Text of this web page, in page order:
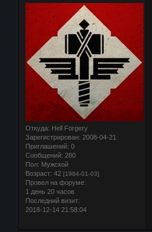
Откуда: Hell Forgery
Зарегистрирован: 2008-04-21
Приглашений: 0
Сообщений: 280
Пол: Мужской
Возраст: 42 [1984-01-03]
Провел на форуме:
1 день 20 часов
Последний визит:
2018-12-14 21:58:04